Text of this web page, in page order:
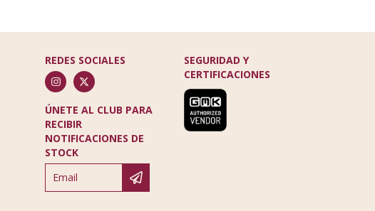
REDES SOCIALES
ÚNETE AL CLUB PARA
RECIBIR
NOTIFICACIONES DE
STOCK
SEGURIDAD Y
CERTIFICACIONES